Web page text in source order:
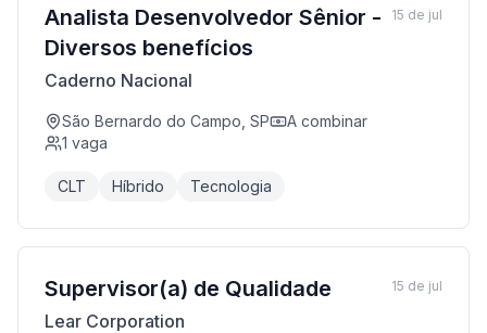
Analista Desenvolvedor Sênior -
Diversos benefícios
Caderno Nacional
São Bernardo do Campo, SP
A combinar
1 vaga
CLT Híbrido Tecnologia
15 de jul
Supervisor(a) de Qualidade
Lear Corporation
15 de jul